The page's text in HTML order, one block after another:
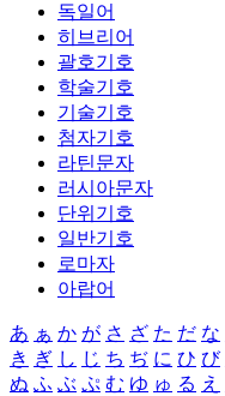
독일어
히브리어
괄호기호
학술기호
기술기호
첨자기호
라틴문자
러시아문자
단위기호
일반기호
로마자
아랍어
あ ぁ か が さ ざ た だ な
き ぎ し じ ち ぢ に ひ び
ぬ ふ ぶ ぷ む ゆ ゅ る え